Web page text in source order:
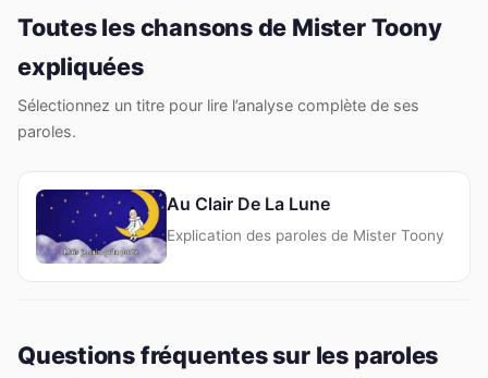
Toutes les chansons de Mister Toony
expliquées
Sélectionnez un titre pour lire l’analyse complète de ses
paroles.
Au Clair De La Lune
Explication des paroles de Mister Toony
Questions fréquentes sur les paroles